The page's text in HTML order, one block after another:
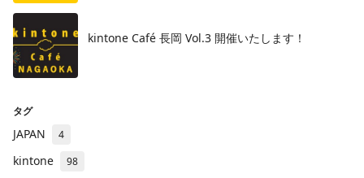
kintone Café 長岡 Vol.3 開催いたします！
タグ
JAPAN 4
kintone 98